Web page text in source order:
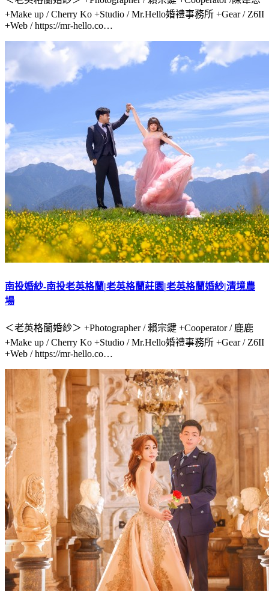
+Make up / Cherry Ko +Studio / Mr.Hello婚禮事務所 +Gear / Z6II
+Web / https://mr-hello.co…
南投婚紗-南投老英格蘭|老英格蘭莊園|老英格蘭婚紗|清境農
場
＜老英格蘭婚紗＞ +Photographer / 賴宗鍵 +Cooperator / 鹿鹿
+Make up / Cherry Ko +Studio / Mr.Hello婚禮事務所 +Gear / Z6II
+Web / https://mr-hello.co…